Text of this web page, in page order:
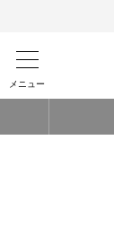
メニュー